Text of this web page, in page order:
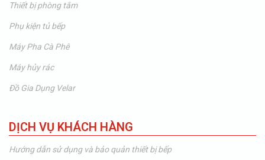
Thiết bị phòng tắm
Phụ kiện tủ bếp
Máy Pha Cà Phê
Máy hủy rác
Đồ Gia Dụng Velar
DỊCH VỤ KHÁCH HÀNG
Hướng dẫn sử dụng và bảo quản thiết bị bếp